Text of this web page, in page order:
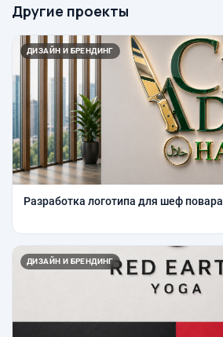
Другие проекты
ДИЗАЙН И БРЕНДИНГ
Разработка логотипа для шеф повара
ДИЗАЙН И БРЕНДИНГ